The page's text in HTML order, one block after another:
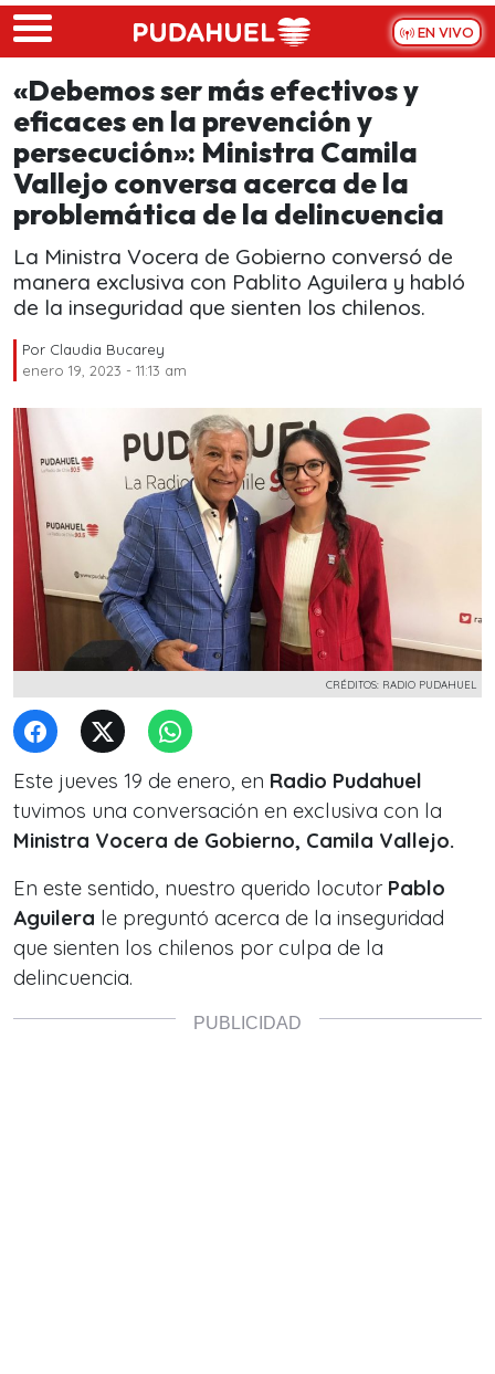
Skip to main content
EN VIVO
«Debemos ser más efectivos y
eficaces en la prevención y
persecución»: Ministra Camila
Vallejo conversa acerca de la
problemática de la delincuencia
La Ministra Vocera de Gobierno conversó de
manera exclusiva con Pablito Aguilera y habló
de la inseguridad que sienten los chilenos.
Por Claudia Bucarey
enero 19, 2023 - 11:13 am
CRÉDITOS: RADIO PUDAHUEL
Este jueves 19 de enero, en Radio Pudahuel
tuvimos una conversación en exclusiva con la
Ministra Vocera de Gobierno, Camila Vallejo.
En este sentido, nuestro querido locutor Pablo
Aguilera le preguntó acerca de la inseguridad
que sienten los chilenos por culpa de la
delincuencia.